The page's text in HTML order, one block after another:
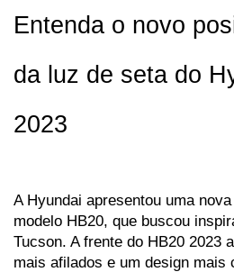
Entenda o novo
da luz de seta do
2023
A Hyundai apresentou uma
modelo HB20, que buscou
Tucson. A frente do HB20 2023
mais afilados e um design mais